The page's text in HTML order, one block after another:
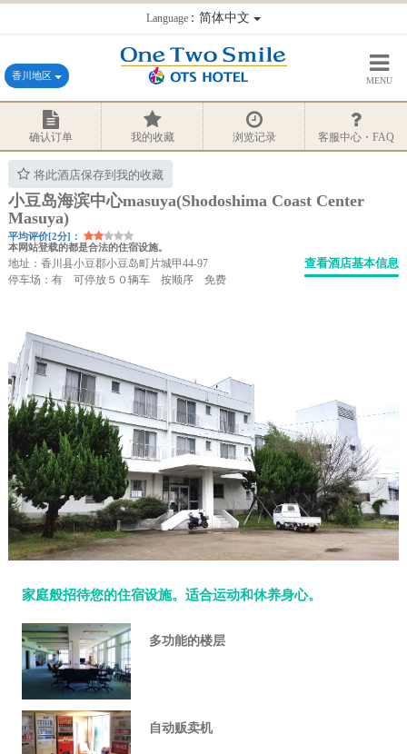
Language：简体中文
香川地区 MENU
确认订单 我的收藏 浏览记录 客服中心・FAQ
将此酒店保存到我的收藏
小豆岛海滨中心masuya(Shodoshima Coast Center
Masuya)
平均评价[2分]：
本网站登载的都是合法的住宿设施。
地址：香川县小豆郡小豆岛町片城甲44-97
停车场：有 可停放５０辆车 按顺序 免费
查看酒店基本信息
家庭般招待您的住宿设施。适合运动和休养身心。
多功能的楼层
自动贩卖机